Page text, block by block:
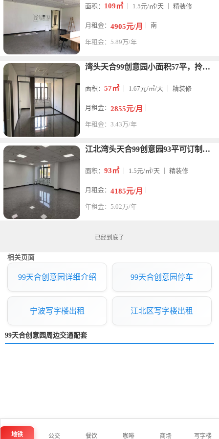
面积： 109㎡｜ 1.5元/㎡/天 ｜ 精装修
月租金： 4905元/月 ｜ 南
年租金：5.89万/年
湾头天合99创意园小面积57平，拎包办公！
面积： 57㎡｜ 1.67元/㎡/天 ｜ 精装修
月租金： 2855元/月
年租金：3.43万/年
江北湾头天合99创意园93平可订制隔间，特价4200
面积： 93㎡｜ 1.5元/㎡/天 ｜ 精装修
月租金： 4185元/月
年租金：5.02万/年
已经到底了
相关页面
99天合创意园详细介绍 99天合创意园停车
宁波写字楼出租 江北区写字楼出租
99天合创意园周边交通配套
地铁 公交 餐饮 咖啡 商场 写字楼